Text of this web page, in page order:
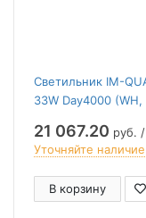
Светильник IM-
33W Day4000
21 067.20 руб.
Уточняйте наличие
В корзину